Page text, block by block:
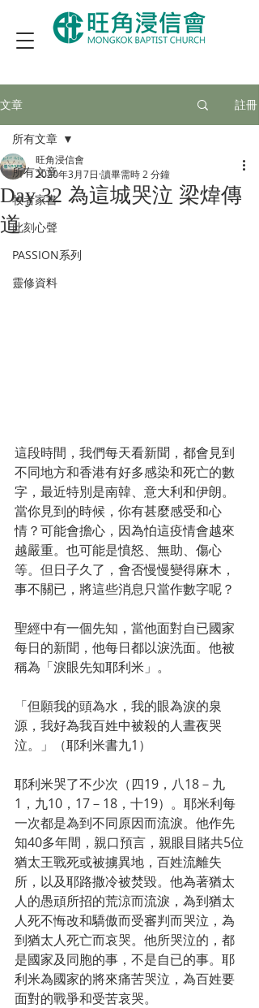
文章 註冊
所有文章
牧者家書
此刻心聲
PASSION系列
靈修資料
所有文章
Day 32 為這城哭泣 梁煒傳
道
旺角浸信會
2020年3月7日 讀畢需時 2 分鐘
這段時間，我們每天看新聞，都會見到
不同地方和香港有好多感染和死亡的數
字，最近特別是南韓、意大利和伊朗。
當你見到的時候，你有甚麼感受和心
情？可能會擔心，因為怕這疫情會越來
越嚴重。也可能是憤怒、無助、傷心
等。但日子久了，會否慢慢變得麻木，
事不關已，將這些消息只當作數字呢？
聖經中有一個先知，當他面對自已國家
每日的新聞，他每日都以淚洗面。他被
稱為「淚眼先知耶利米」。
「但願我的頭為水，我的眼為淚的泉
源，我好為我百姓中被殺的人晝夜哭
泣。」（耶利米書九1）
耶利米哭了不少次（四19，八18－九
1，九10，17－18，十19）。耶米利每
一次都是為到不同原因而流淚。他作先
知40多年間，親口預言，親眼目賭共5位
猶太王戰死或被擄異地，百姓流離失
所，以及耶路撒冷被焚毀。他為著猶太
人的愚頑所招的荒涼而流淚，為到猶太
人死不悔改和驕傲而受審判而哭泣，為
到猶太人死亡而哀哭。他所哭泣的，都
是國家及同胞的事，不是自已的事。耶
利米為國家的將來痛苦哭泣，為百姓要
面對的戰爭和受苦哀哭。